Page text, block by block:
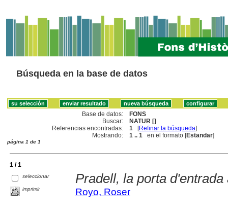
Búsqueda en la base de datos
Base de datos:
FONS
Buscar:
NATUR []
Referencias encontradas:
1 [Refinar la búsqueda]
Mostrando:
1 .. 1 en el formato [Estandar]
página 1 de 1
1 / 1
seleccionar
imprimir
Pradell, la porta d'entrada
Royo, Roser